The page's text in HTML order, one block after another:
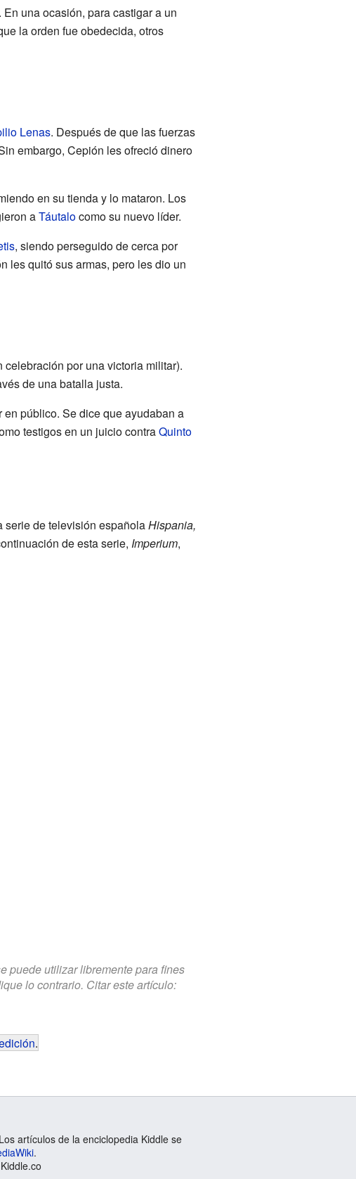
una ocasión, para castigar a un
la orden fue obedecida, otros
Lenas. Después de que las fuerzas
embargo, Cepión les ofreció dinero
en su tienda y lo mataron. Los
aTáutalocomo su nuevo líder.
, siendo perseguido de cerca por
les quitó sus armas, pero les dio un
por una victoria militar).
de una batalla justa.
público. Se dice que ayudaban a
testigos en un juicio contraQuinto
serie de televisión españolaHispania,
de esta serie, Imperium,
puede utilizar libremente para fines
lo contrario. Citar este artículo:
.
artículos de la enciclopedia Kiddle se
.